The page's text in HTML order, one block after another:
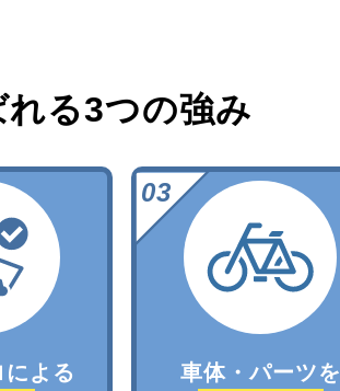
れる3つの強み
よる
車体・パーツを